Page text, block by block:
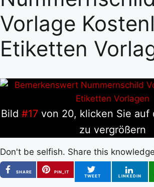
Vorlage
Etiketten
Bild #17von 20, klicken Sie auf
zu vergrößern
Don't be selfish. Share this
SHARE
PIN_IT
TWEET
LINKEDIN